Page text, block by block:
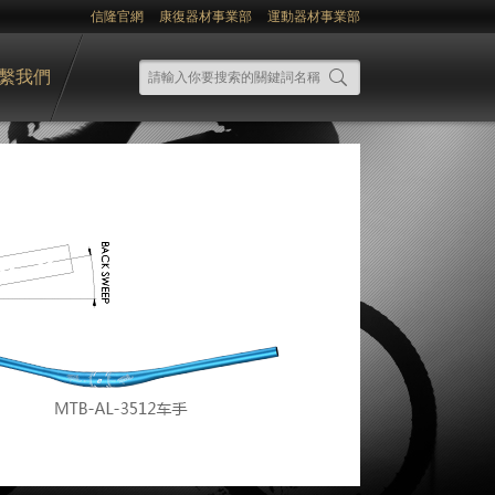
信隆官網 康復器材事業部 運動器材事業部
我們